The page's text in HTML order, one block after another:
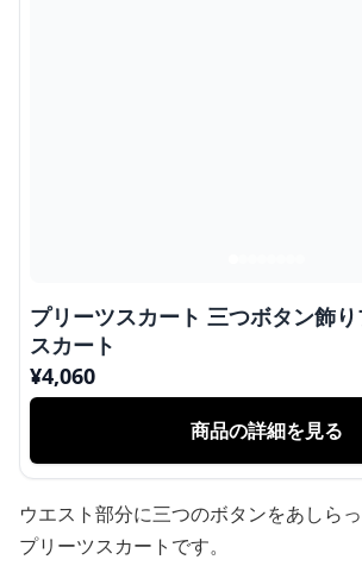
プリーツスカート 三つボタン飾
スカート
¥4,060
商品の詳細を見る
ウエスト部分に三つのボタンをあしら
プリーツスカートです。